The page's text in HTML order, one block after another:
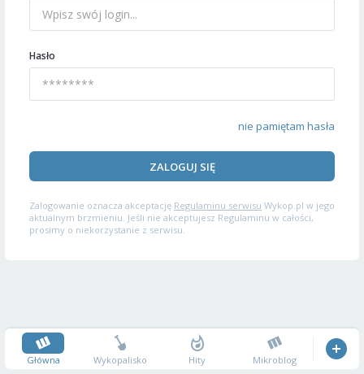
Hasło
nie pamiętam hasła
ZALOGUJ SIĘ
Zalogowanie oznacza akceptację Regulaminu serwisu Wykop.pl w jego
aktualnym brzmieniu. Jeśli nie akceptujesz Regulaminu w całości,
prosimy o niekorzystanie z serwisu.
Główna Wykopalisko Hity Mikroblog